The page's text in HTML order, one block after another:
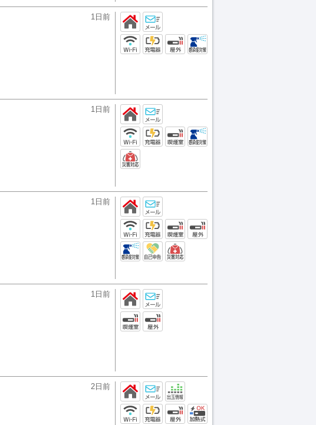
1日前
1日前
1日前
1日前
2日前